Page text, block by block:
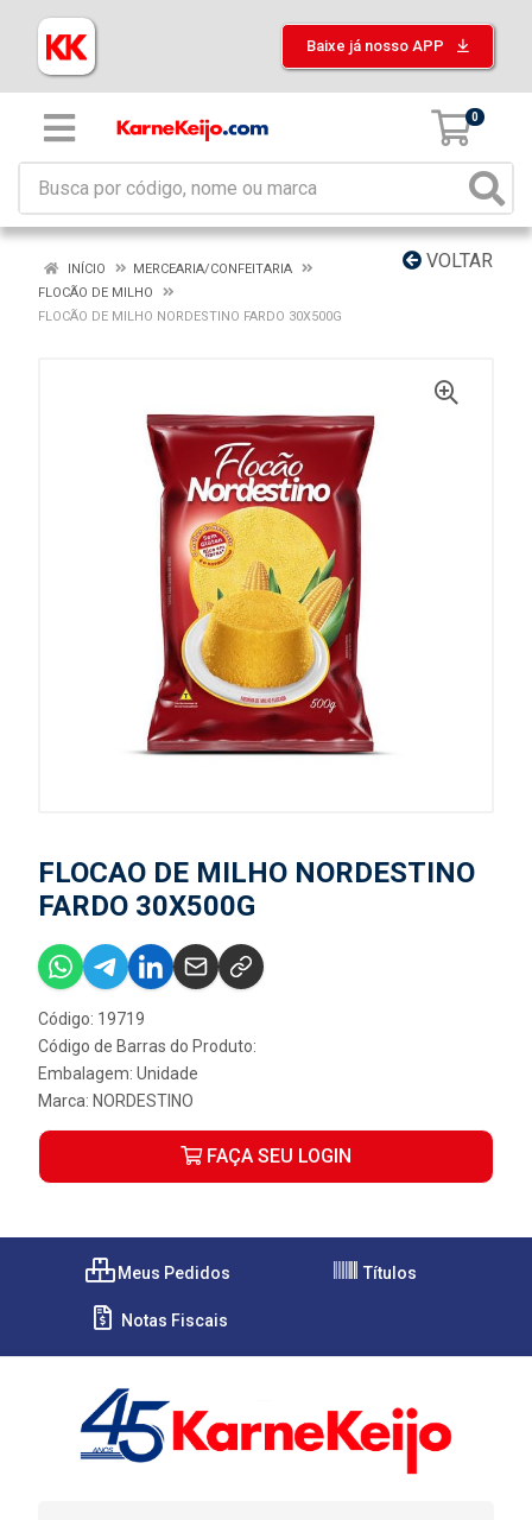
Baixe já nosso APP
0
VOLTAR
INÍCIO
MERCEARIA/CONFEITARIA
FLOCÃO DE MILHO
FLOCÃO DE MILHO NORDESTINO FARDO 30X500G
FLOCAO DE MILHO NORDESTINO
FARDO 30X500G
Código: 19719
Código de Barras do Produto:
Embalagem: Unidade
Marca: NORDESTINO
FAÇA SEU LOGIN
Meus Pedidos Títulos
Notas Fiscais